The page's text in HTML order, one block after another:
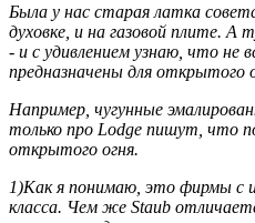
Была у нас старая латка
духовке, и на газовой плите. А
- и с удивлением узнаю, что не
предназначены для открытого
Например, чугунные
только про Lоdge пишут, что
открытого огня.
1)Как я понимаю, это фирмы с
класса. Чем же Staub